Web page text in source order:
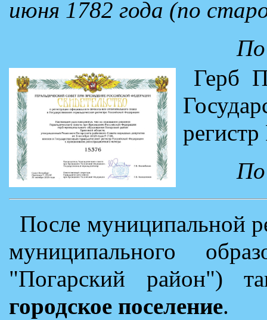
июня 1782 года (по
По
Герб
По
После муниципальной
муниципального
"Погарский район")
городское поселение.